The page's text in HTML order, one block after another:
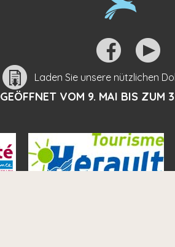
Laden Sie unsere nützlichen
GEÖFFNET VOM 9. MAI BIS ZUM